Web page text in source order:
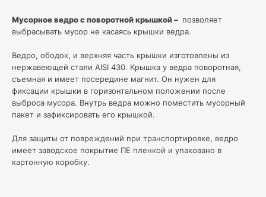
Мусорное ведро с поворотной крышкой – позволяет
выбрасывать мусор не касаясь крышки ведра.
Ведро, ободок, и верхняя часть крышки изготовлены из
нержавеющей стали AISI 430. Крышка у ведра поворотная,
съемная и имеет посередине магнит. Он нужен для
фиксации крышки в горизонтальном положении после
выброса мусора. Внутрь ведра можно поместить мусорный
пакет и зафиксировать его крышкой.
Для защиты от повреждений при транспортировке, ведро
имеет заводское покрытие ПЕ пленкой и упаковано в
картонную коробку.